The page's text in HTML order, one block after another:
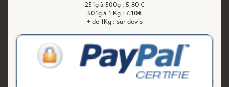
251g à 500g : 5,80 €
501g à 1 Kg : 7.10€
+ de 1Kg : sur devis